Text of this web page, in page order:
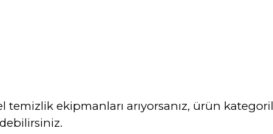
temizlik ekipmanları arıyorsanız, ürün